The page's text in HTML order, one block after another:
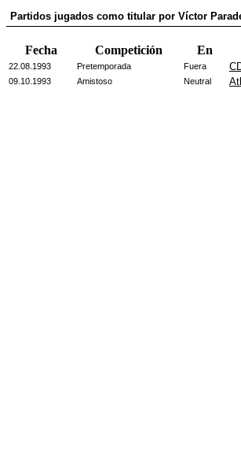
Partidos jugados como titular por Víctor
Fecha Competición En
22.08.1993 Pretemporada Fuera
09.10.1993 Amistoso Neutral